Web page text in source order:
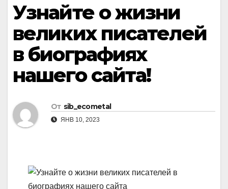
Узнайте о жизни
великих писателей
в биографиях
нашего сайта!
От sib_ecometal
ЯНВ 10, 2023